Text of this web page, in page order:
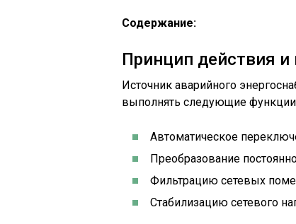
Содержание:
Принцип действия
Источник аварийного
выполнять следующие
Автоматическое
Преобразование
Фильтрацию сетевых
Стабилизацию сетевого